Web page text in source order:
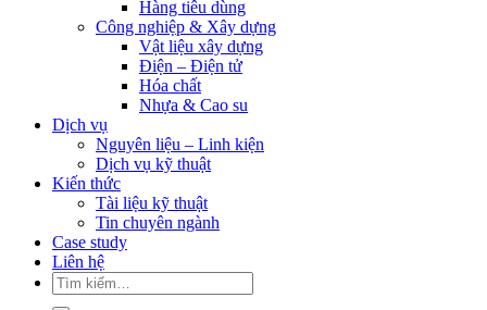
Hàng tiêu dùng
Công nghiệp & Xây dựng
Vật liệu xây dựng
Điện – Điện tử
Hóa chất
Nhựa & Cao su
Dịch vụ
Nguyên liệu – Linh kiện
Dịch vụ kỹ thuật
Kiến thức
Tài liệu kỹ thuật
Tin chuyên ngành
Case study
Liên hệ
Tìm
kiếm: